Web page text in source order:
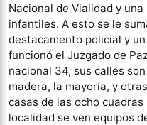
Nacional de Vialidad y
infantiles. A esto se le
destacamento policial y
funcionó el Juzgado de
nacional 34, sus calles
madera, la mayoría, y
casas de las ocho
localidad se ven equipos